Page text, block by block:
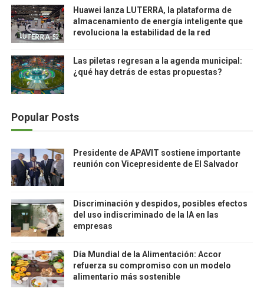
Huawei lanza LUTERRA, la plataforma de
almacenamiento de energía inteligente que
revoluciona la estabilidad de la red
Las piletas regresan a la agenda municipal:
¿qué hay detrás de estas propuestas?
Popular Posts
Presidente de APAVIT sostiene importante
reunión con Vicepresidente de El Salvador
Discriminación y despidos, posibles efectos
del uso indiscriminado de la IA en las
empresas
Día Mundial de la Alimentación: Accor
refuerza su compromiso con un modelo
alimentario más sostenible